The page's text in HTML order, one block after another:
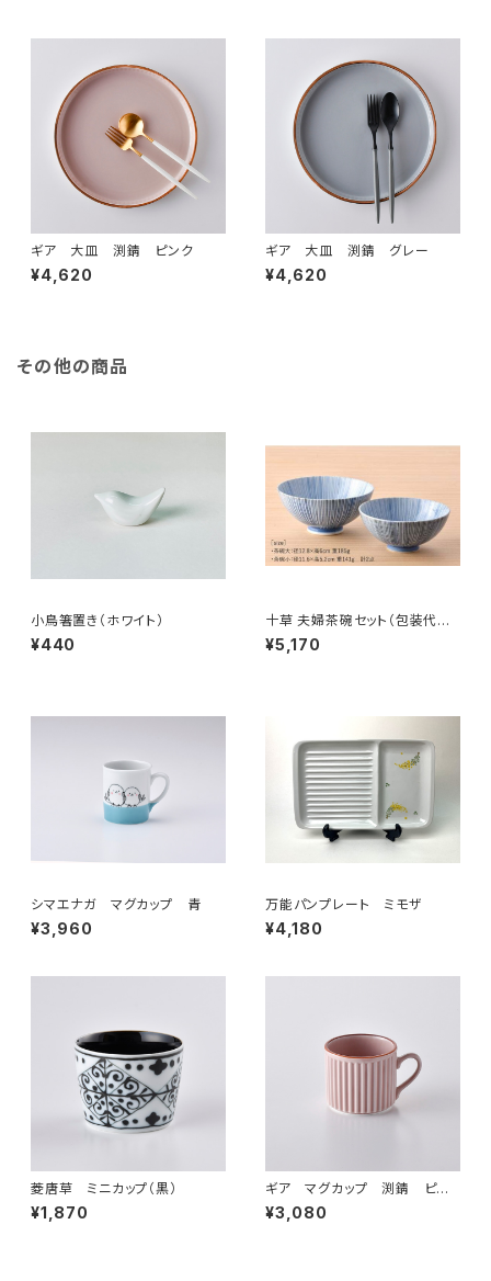
ギア 大皿 渕錆 ピンク
¥4,620
ギア 大皿 渕錆 グレー
¥4,620
その他の商品
小鳥箸置き（ホワイト）
¥440
十草 夫婦茶碗セット（包装代込
み）
¥5,170
シマエナガ マグカップ 青
¥3,960
万能パンプレート ミモザ
¥4,180
菱唐草 ミニカップ（黒）
¥1,870
ギア マグカップ 渕錆 ピン
ク
¥3,080